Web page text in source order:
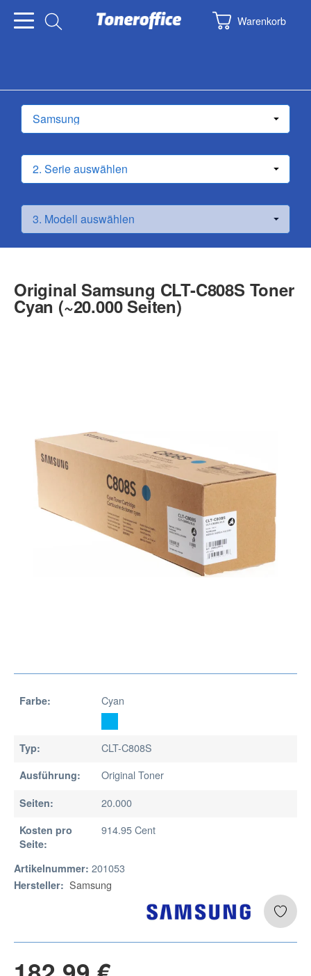
Warenkorb
Original Samsung CLT-C808S Toner
Cyan (~20.000 Seiten)
Farbe: Cyan
Typ: CLT-C808S
Ausführung: Original Toner
Seiten: 20.000
Kosten pro
Seite:
914.95 Cent
Artikelnummer: 201053
Hersteller: Samsung